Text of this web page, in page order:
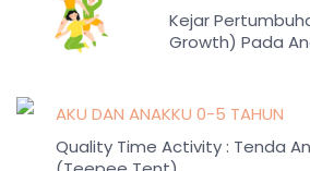
Kejar
Growth) Pada
AKU DAN ANAKKU 0-5 TAHUN
Quality Time Activity : Tenda